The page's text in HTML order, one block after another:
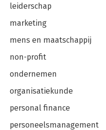
leiderschap
marketing
mens en maatschappij
non-profit
ondernemen
organisatiekunde
personal finance
personeelsmanagement